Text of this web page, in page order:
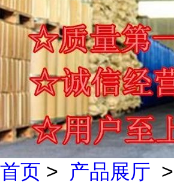
首页 > 产品展厅 >